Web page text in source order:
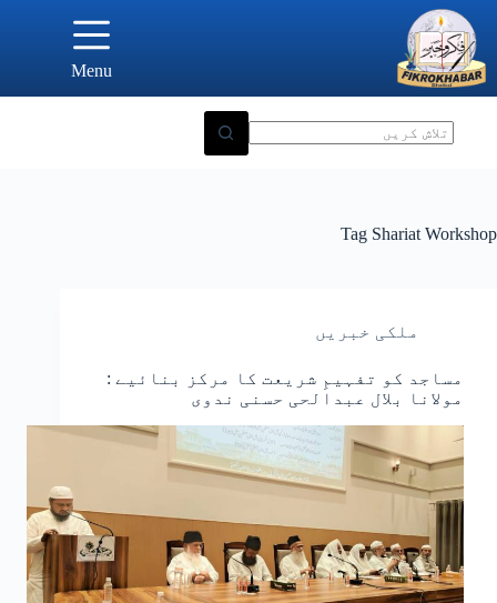
content
Menu
Tag Shariat Workshop
ملکی خبریں
مساجد کو تفہیمِ شریعت کا مرکز بنائیے :
مولانا بلال عبدالحی حسنی ندوی